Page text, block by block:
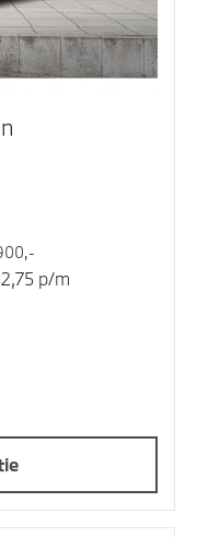
p/m